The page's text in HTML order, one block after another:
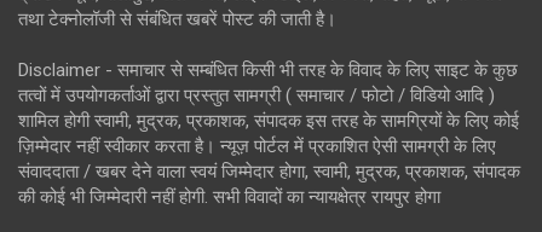
तथा टेक्नोलॉजी से संबंधित खबरें पोस्ट की जाती है।
Disclaimer - समाचार से सम्बंधित किसी भी तरह के विवाद के लिए साइट के कुछ
तत्वों में उपयोगकर्ताओं द्वारा प्रस्तुत सामग्री ( समाचार / फोटो / विडियो आदि )
शामिल होगी स्वामी, मुद्रक, प्रकाशक, संपादक इस तरह के सामग्रियों के लिए कोई
ज़िम्मेदार नहीं स्वीकार करता है। न्यूज़ पोर्टल में प्रकाशित ऐसी सामग्री के लिए
संवाददाता / खबर देने वाला स्वयं जिम्मेदार होगा, स्वामी, मुद्रक, प्रकाशक, संपादक
की कोई भी जिम्मेदारी नहीं होगी. सभी विवादों का न्यायक्षेत्र रायपुर होगा